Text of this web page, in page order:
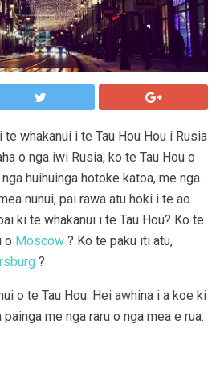
te whakanui i te Tau Hou Hou i Rusia
o nga iwi Rusia, ko te Tau Hou o
huihuinga hotoke katoa, me nga
nunui, pai rawa atu hoki i te ao.
ki te whakanui i te Tau Hou? Ko te
o Moscow ? Ko te paku iti atu,
?
o te Tau Hou. Hei awhina i a koe ki
me nga raru o nga mea e rua: